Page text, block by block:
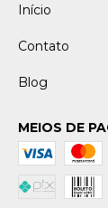
Início
Contato
Blog
MEIOS DE